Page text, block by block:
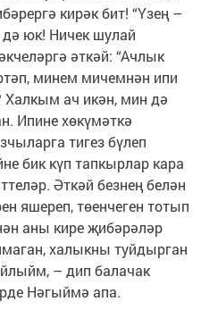
кирәк бит! “Үзең –
дә юк! Ничек шулай
әткәй: “Ачлык
минем мичемнән ипи
ач икән, мин дә
Ипине хөкүмәткә
тигез бүлеп
бик күп тапкырлар кара
Әткәй безнең белән
яшереп, төенчеген тотып
аны кире җибәрәләр
халыкны туйдырган
– дип балачак
Нәгыймә апа.